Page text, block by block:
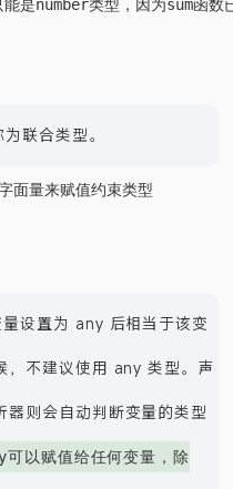
联合类型。
来赋值约束类型
设置为 any 后相当于该变
，不建议使用 any 类型。声
则会自动判断变量的类型
可以赋值给任何变量，除